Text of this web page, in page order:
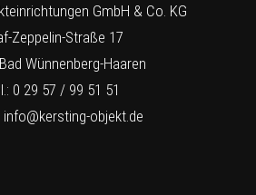
GmbH & Co. KG
Zeppelin-Straße 17
Wünnenberg-Haaren
0 29 57 / 99 51 51
info@kersting-objekt.de